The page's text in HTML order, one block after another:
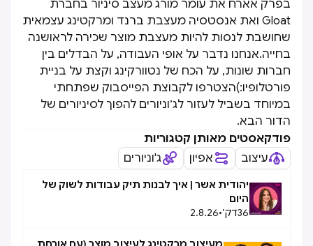
בפרק אארח את עומר מורג מעצב סיניור בחברת
Gloat ואת אנסטסיה מעצבת ברנד ומרקטינג עצמאית
שחושבת לנסות להיות מעצבת מוצר שכירה לראושנה
בחייה.אנחנו נדבר על אופי העבודה, על הבדלים בין
חברות שונות, על הכח של נטוורקינג וקצת על בניית
פורטלופיו:)הצטרפו לקבוצת הפייסבוק שפתחתי
במיוחד בשביל לעזור לג׳וניורים להפוך לסיניורים של
הדור הבא.
פודקאסטים מאותן קטגוריות
עיצוב
אפיון ג'וניורים
יהודית אשר | איך לבנות תיק עבודות לשוק של
היום
36דק׳•
2.8.26